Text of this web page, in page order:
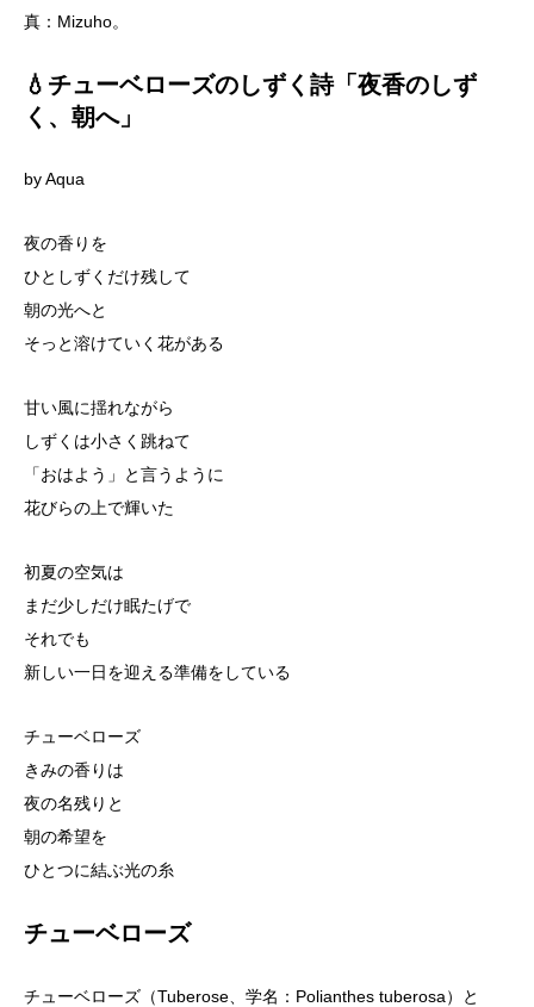
真：Mizuho。
💧チューベローズのしずく詩「夜香のしず
く、朝へ」
by Aqua
夜の香りを
ひとしずくだけ残して
朝の光へと
そっと溶けていく花がある
甘い風に揺れながら
しずくは小さく跳ねて
「おはよう」と言うように
花びらの上で輝いた
初夏の空気は
まだ少しだけ眠たげで
それでも
新しい一日を迎える準備をしている
チューベローズ
きみの香りは
夜の名残りと
朝の希望を
ひとつに結ぶ光の糸
チューベローズ
チューベローズ（Tuberose、学名：Polianthes tuberosa）と